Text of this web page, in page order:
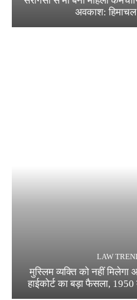
अवकाश: हिमाचल
LAW
मुस्लिम व्यक्ति को नहीं मिलेगा
हाईकोर्ट का बड़ा फैसला,